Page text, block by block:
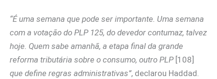
“É uma semana que pode ser importante. Uma semana
com a votação do PLP 125, do devedor contumaz, talvez
hoje. Quem sabe amanhã, a etapa final da grande
reforma tributária sobre o consumo, outro PLP[108]
que define regras administrativas”, declarou Haddad.